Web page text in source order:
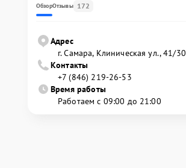
ОбзорОтзывы 172
Адрес
г. Самара, Клиническая ул., 41/30
Контакты
+7 (846) 219-26-53
Время работы
Работаем с 09:00 до 21:00